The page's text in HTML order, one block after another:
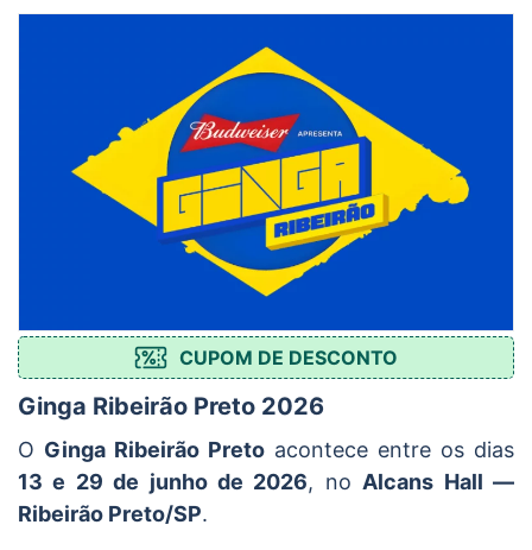
CUPOM DE DESCONTO
Ginga Ribeirão Preto 2026
O Ginga Ribeirão Preto acontece entre os dias
13 e 29 de junho de 2026, no Alcans Hall —
Ribeirão Preto/SP.